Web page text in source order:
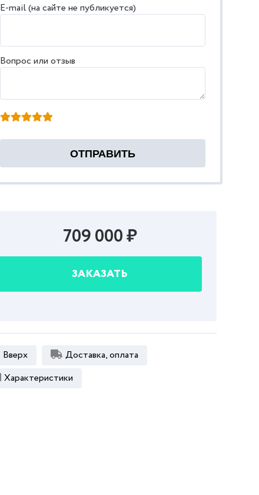
E-mail (на сайте не публикуется)
Вопрос или отзыв
709 000 ₽
ЗАКАЗАТЬ
Вверх
Доставка, оплата
Характеристики